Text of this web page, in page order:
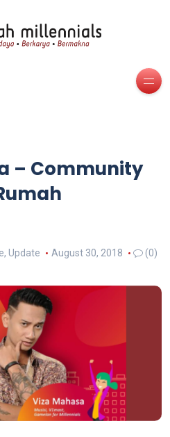
– Community
, Update August 30, 2018 (0)